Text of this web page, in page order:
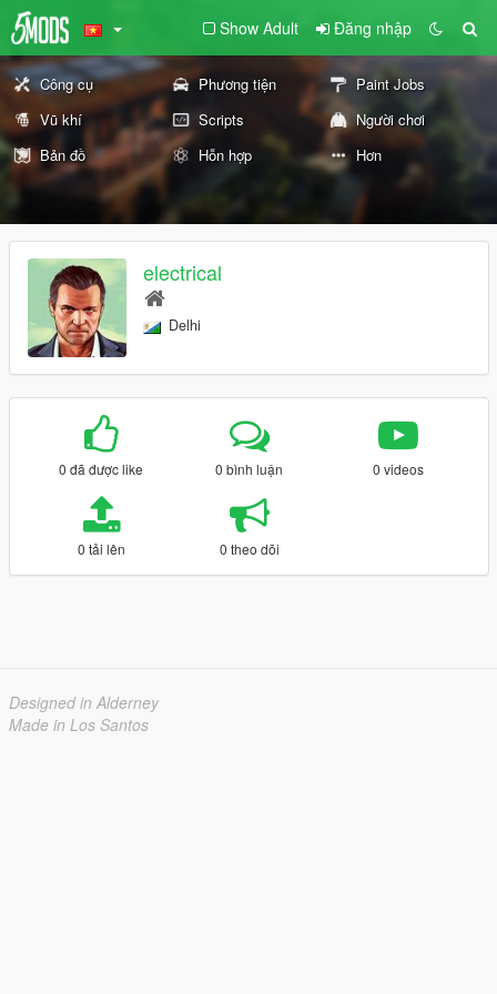
Show Adult Đăng nhập
Công cụ Phương tiện
Paint Jobs
Vũ khí
Scripts
Người chơi
Bản đồ
Hỗn hợp Hơn
electrical
Delhi
0 đã được like 0 bình luận 0 videos
0 tải lên 0 theo dõi
Designed in Alderney
Made in Los Santos